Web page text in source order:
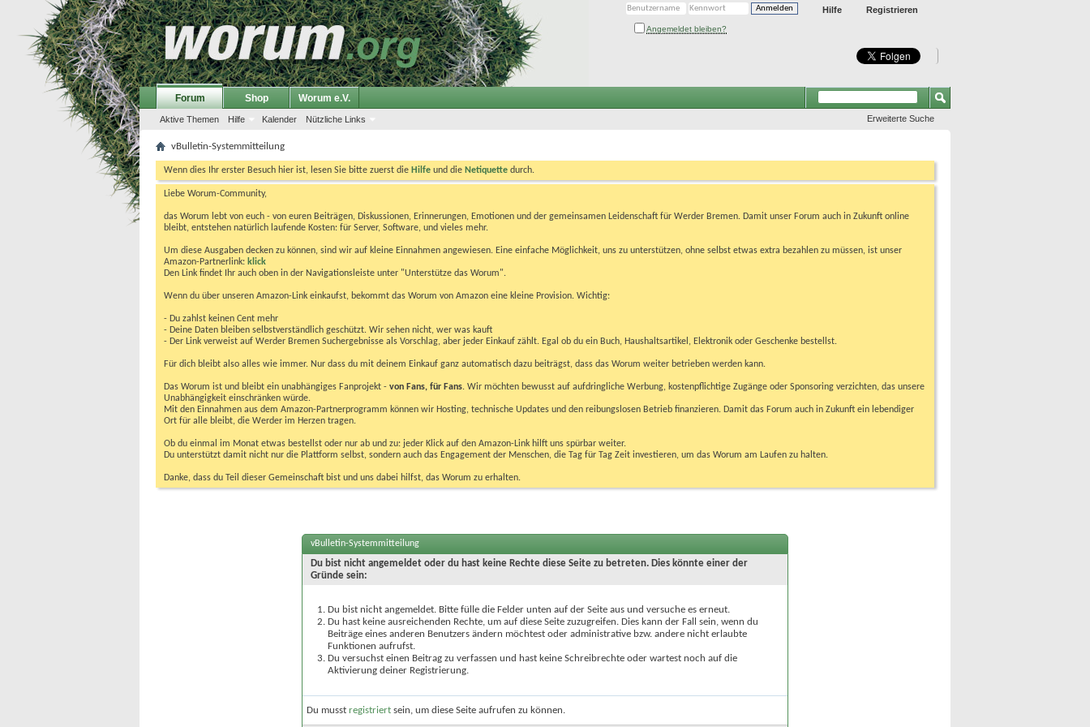
Registrieren
Hilfe
Angemeldet bleiben?
Forum
Aktive Themen Hilfe Kalender Nützliche Links
Shop Worum e.V.
Erweiterte Suche
vBulletin-Systemmitteilung
Wenn dies Ihr erster Besuch hier ist, lesen Sie bitte zuerst die Hilfe und die Netiquette durch.
Liebe Worum-Community,
das Worum lebt von euch - von euren Beiträgen, Diskussionen, Erinnerungen, Emotionen und der gemeinsamen Leidenschaft für Werder Bremen. Damit unser Forum auch in Zukunft online
bleibt, entstehen natürlich laufende Kosten: für Server, Software, und vieles mehr.
Um diese Ausgaben decken zu können, sind wir auf kleine Einnahmen angewiesen. Eine einfache Möglichkeit, uns zu unterstützen, ohne selbst etwas extra bezahlen zu müssen, ist unser
Amazon-Partnerlink: klick
Den Link findet Ihr auch oben in der Navigationsleiste unter "Unterstütze das Worum".
Wenn du über unseren Amazon-Link einkaufst, bekommt das Worum von Amazon eine kleine Provision. Wichtig:
- Du zahlst keinen Cent mehr
- Deine Daten bleiben selbstverständlich geschützt. Wir sehen nicht, wer was kauft
- Der Link verweist auf Werder Bremen Suchergebnisse als Vorschlag, aber jeder Einkauf zählt. Egal ob du ein Buch, Haushaltsartikel, Elektronik oder Geschenke bestellst.
Für dich bleibt also alles wie immer. Nur dass du mit deinem Einkauf ganz automatisch dazu beiträgst, dass das Worum weiter betrieben werden kann.
Das Worum ist und bleibt ein unabhängiges Fanprojekt - von Fans, für Fans. Wir möchten bewusst auf aufdringliche Werbung, kostenpflichtige Zugänge oder Sponsoring verzichten, das unsere
Unabhängigkeit einschränken würde.
Mit den Einnahmen aus dem Amazon-Partnerprogramm können wir Hosting, technische Updates und den reibungslosen Betrieb finanzieren. Damit das Forum auch in Zukunft ein lebendiger
Ort für alle bleibt, die Werder im Herzen tragen.
Ob du einmal im Monat etwas bestellst oder nur ab und zu: jeder Klick auf den Amazon-Link hilft uns spürbar weiter.
Du unterstützt damit nicht nur die Plattform selbst, sondern auch das Engagement der Menschen, die Tag für Tag Zeit investieren, um das Worum am Laufen zu halten.
Danke, dass du Teil dieser Gemeinschaft bist und uns dabei hilfst, das Worum zu erhalten.
vBulletin-Systemmitteilung
Du bist nicht angemeldet oder du hast keine Rechte diese Seite zu betreten. Dies könnte einer der
Gründe sein:
Du bist nicht angemeldet. Bitte fülle die Felder unten auf der Seite aus und versuche es erneut.
Du hast keine ausreichenden Rechte, um auf diese Seite zuzugreifen. Dies kann der Fall sein, wenn du
Beiträge eines anderen Benutzers ändern möchtest oder administrative bzw. andere nicht erlaubte
Funktionen aufrufst.
Du versuchst einen Beitrag zu verfassen und hast keine Schreibrechte oder wartest noch auf die
Aktivierung deiner Registrierung.
Du musst registriert sein, um diese Seite aufrufen zu können.